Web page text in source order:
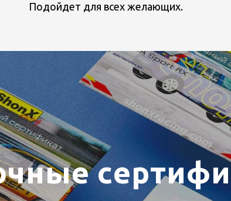
Подойдет для всех желающих.